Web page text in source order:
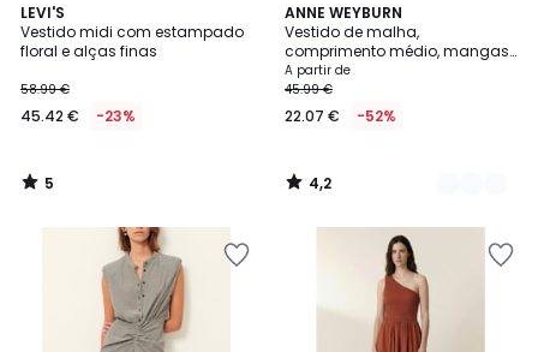
LEVI'S
Vestido midi com estampado
floral e alças finas
58.99 €
45.42 € -23%
5
/
5
5
/
ANNE WEYBURN
Vestido de malha,
comprimento médio, mangas
curtas
A partir de
45.99 €
22.07 € -52%
4,2
/ 5
2
Cores
4,2
/